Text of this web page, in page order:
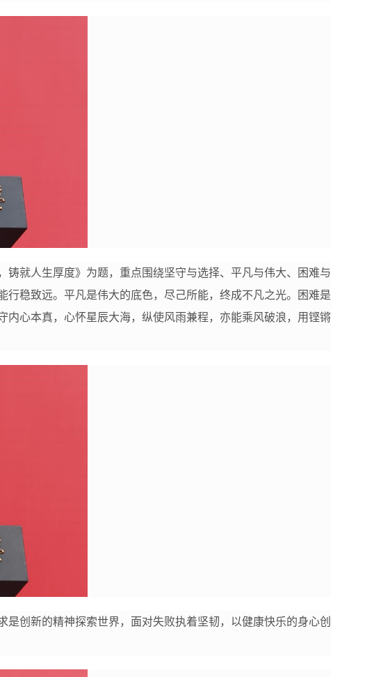
就人生厚度》为题，重点围绕坚守与选择、平凡与伟大、困难与
稳致远。平凡是伟大的底色，尽己所能，终成不凡之光。困难是
心本真，心怀星辰大海，纵使风雨兼程，亦能乘风破浪，用铿锵
创新的精神探索世界，面对失败执着坚韧，以健康快乐的身心创